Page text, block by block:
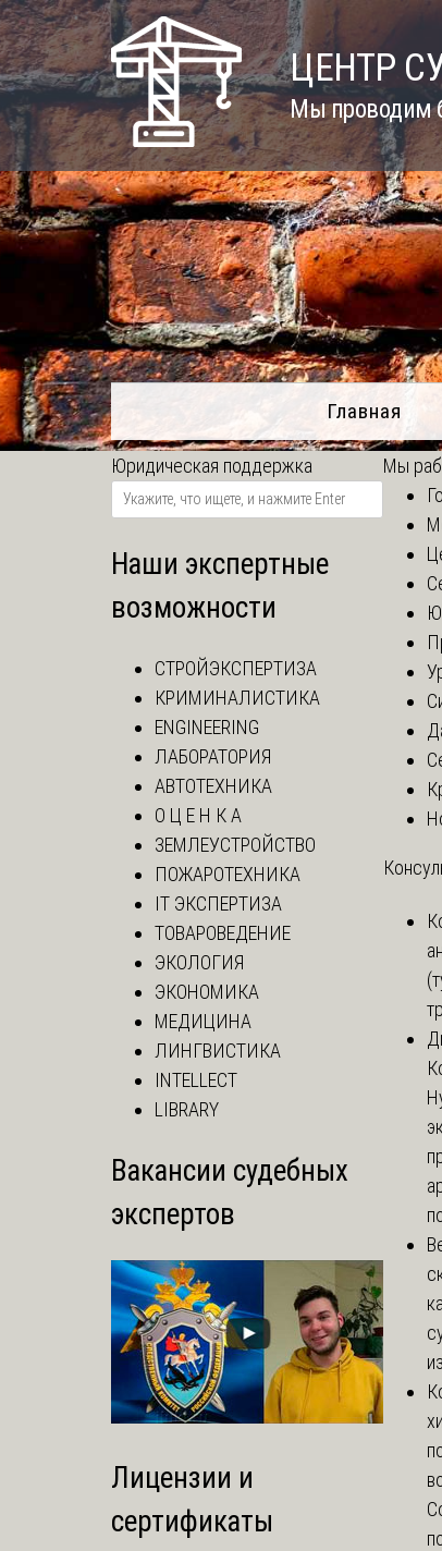
Skip
to
content
ЦЕНТР
Мы проводим
Главная
Юридическая поддержка
Наши экспертные
возможности
СТРОЙЭКСПЕРТИЗА
КРИМИНАЛИСТИКА
ENGINEERING
ЛАБОРАТОРИЯ
АВТОТЕХНИКА
О Ц Е Н К А
ЗЕМЛЕУСТРОЙСТВО
ПОЖАРОТЕХНИКА
IT ЭКСПЕРТИЗА
ТОВАРОВЕДЕНИЕ
ЭКОЛОГИЯ
ЭКОНОМИКА
МЕДИЦИНА
ЛИНГВИСТИКА
INTELLECT
LIBRARY
Вакансии судебных
экспертов
Лицензии и
сертификаты
Мы